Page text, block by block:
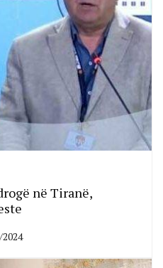
në Tiranë,
2024